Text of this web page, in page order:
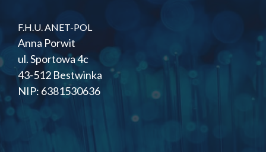
F.H.U. ANET-POL
Anna Porwit
ul. Sportowa 4c
43-512 Bestwinka
NIP: 6381530636